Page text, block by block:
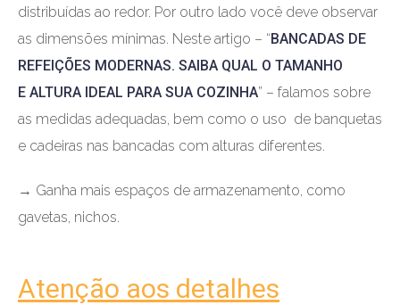
distribuídas ao redor. Por outro lado você deve observar
as dimensões mínimas. Neste artigo – “BANCADAS DE
REFEIÇÕES MODERNAS. SAIBA QUAL O TAMANHO
E ALTURA IDEAL PARA SUA COZINHA” – falamos sobre
as medidas adequadas, bem como o uso de banquetas
e cadeiras nas bancadas com alturas diferentes.
→ Ganha mais espaços de armazenamento, como
gavetas, nichos.
Atenção aos detalhes